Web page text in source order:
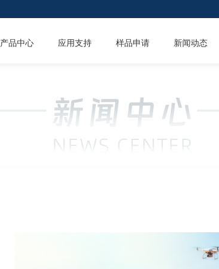
产品中心 应用支持 样品申请 新闻动态